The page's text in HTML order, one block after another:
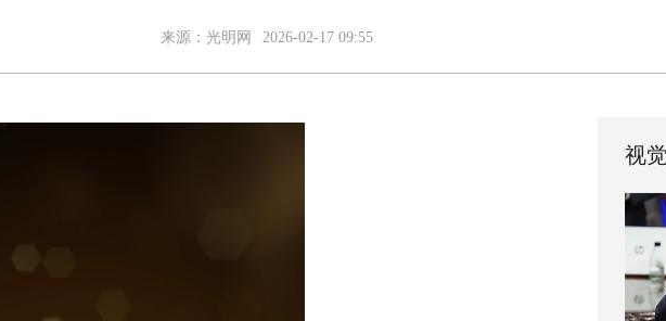
来源： 光明网 2026-02-17 09:55
视